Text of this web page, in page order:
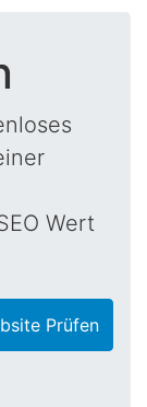
Wert
Prüfen